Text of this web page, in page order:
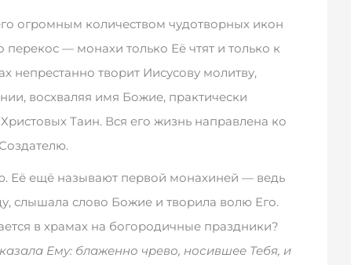
огромным количеством чудотворных икон
— монахи только Её чтят и только к
творит Иисусову молитву,
восхваляя имя Божие, практически
Таин. Вся его жизнь направлена ко
Её ещё называют первой монахиней — ведь
слышала слово Божие и творила волю Его.
в храмах на богородичные праздники?
Ему: блаженно чрево, носившее Тебя, и